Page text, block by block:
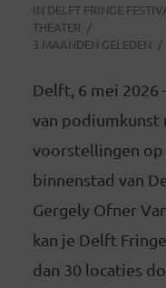
IN DELFT FRINGE
THEATER
3 MAANDEN GELEDEN
Delft, 6 mei 2026
van
voorstellingen
binnenstad van
Gergely Ofner
kan je Delft
dan 30 locaties